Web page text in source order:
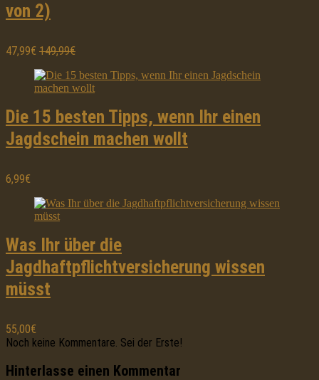
von 2)
47,99€ 149,99€
Die 15 besten Tipps, wenn Ihr einen
Jagdschein machen wollt
6,99€
Was Ihr über die
Jagdhaftpflichtversicherung wissen
müsst
55,00€
Noch keine Kommentare. Sei der Erste!
Hinterlasse einen Kommentar